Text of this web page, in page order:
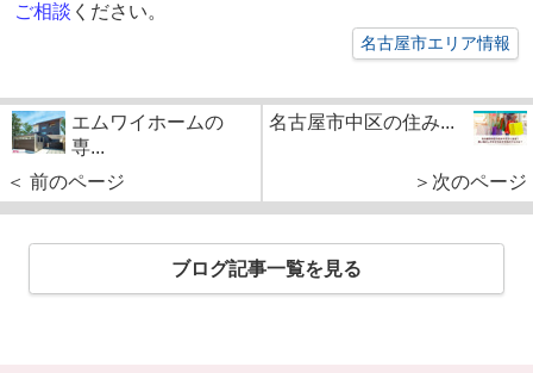
ご相談 ください。
名古屋市エリア情報
エムワイホームの
専...
＜ 前のページ
名古屋市中区の住み...
＞次のページ
ブログ記事一覧を見る